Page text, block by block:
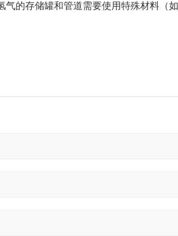
气的存储罐和管道需要使用特殊材料（如